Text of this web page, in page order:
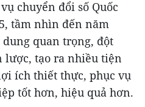
chuyển đổi số Quốc
tầm nhìn đến năm
dung quan trọng, đột
lược, tạo ra nhiều tiện
ích thiết thực, phục vụ
tốt hơn, hiệu quả hơn.